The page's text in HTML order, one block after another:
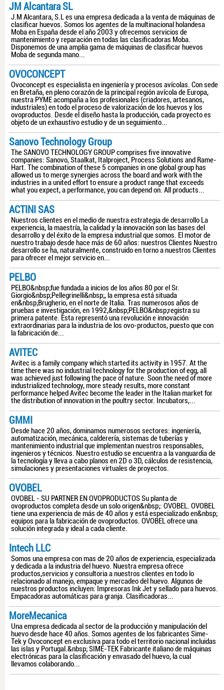
JM Alcantara SL
J.M Alcantara, S.L es una empresa dedicada a la venta de máquinas de
clasificar huevos. Somos los agentes de la multinacional holandesa
Moba en España desde el año 2003 y ofrecemos servicios de
mantenimiento y reparación en todas las clasificadoras Moba.
Disponemos de una amplia gama de máquinas de clasificar huevos
Moba de segunda mano...
OVOCONCEPT
Ovoconcept es especialista en ingeniería y procesos avícolas. Con sede
en Bretaña, en pleno corazón de la principal región avícola de Europa,
nuestra PYME acompaña a los profesionales (criadores, artesanos,
industriales) en todo el proceso de valorización de los huevos y los
ovoproductos. Desde el diseño hasta la producción, cada proyecto es
objeto de un exhaustivo estudio y de un seguimiento...
Sanovo Technology Group
The SANOVO TECHNOLOGY GROUP comprises five innovative
companies: Sanovo, Staalkat, Italproject, Process Solutions and Rame-
Hart. The combination of these 5 companies in one global group has
allowed us to merge synergies across the board and work with the
industries in a united effort to ensure a product range that exceeds
what you expect, a performance, you can depend on. All products...
ACTINI SAS
Nuestros clientes en el medio de nuestra estrategia de desarrollo La
experiencia, la maestría, la calidad y la innovación son las bases del
desarrollo y del éxito de la empresa industrial que somos. El motor de
nuestro trabajo desde hace más de 60 años: nuestros Clientes Nuestro
desarrollo se ha, naturalmente, construido en torno a nuestros Clientes
para ofrecer el mejor servicio en...
PELBO
PELBO&nbsp;fue fundada a inicios de los años 80 por el Sr.
Giorgio&nbsp;Pellegrinelli&nbsp;, la empresa está situada
en&nbsp;Brugherio, en el norte de Italia. Tras numerosos años de
pruebas e investigación, en 1992,&nbsp;PELBO&nbsp;registra su
primera patente. Esta representó una revolución e innovación
extraordinarias para la industria de los ovo-productos, puesto que con
la fabricación de...
AVITEC
Avitec is a family company which started its activity in 1957. At the
time there was no industrial technology for the production of egg, all
was achieved just following the pace of nature. Soon the need of more
industrialized technology, more steady results, more constant
performance helped Avitec become the leader in the Italian market for
the distribution of innovation in the poultry sector. Incubators,...
GMMI
Desde hace 20 años, dominamos numerosos sectores: ingeniería,
automatización, mecánica, calderería, sistemas de tuberías y
mantenimiento industrial que implementan nuestros responsables,
ingenieros y técnicos. Nuestro estudio se encuentra a la vanguardia de
la tecnología y lleva a cabo planos en 2D o 3D, cálculos de resistencia,
simulaciones y presentaciones virtuales de proyectos.
OVOBEL
OVOBEL - SU PARTNER EN OVOPRODUCTOS Su planta de
ovoproductos completa desde un solo origen&nbsp;: OVOBEL. OVOBEL
tiene una experiencia de más de 40 años y está especializado en&nbsp;
equipos para la fabricación de ovoproductos. OVOBEL ofrece una
solución integrada y ideal a cada cliente.
Intech LLC
Somos una empresa con mas de 20 años de experiencia, especializada
y dedicada a la industria del huevo. Nuestra empresa ofrece
productos,servicios y consultoria a nuestros clientes en todo lo
relacionado al manejo, empaque y mercadeo del huevo. Algunos de
nuestros productos incluyen: Impresoras Ink Jet y sellado para huevos.
Empacadoras automáticas para granja. Clasificadoras...
MoreMecanica
Una empresa dedicada al sector de la producción y manipulación del
huevo desde hace 40 años. Somos agentes de los fabricantes Sime-
Tek y Ovoconcept en exclusiva para todo el territorio nacional incluidas
las islas y Portugal.&nbsp; SIME-TEK Fabricante italiano de máquinas
electrónicas para la clasificación y envasado del huevo, la cual
llevamos colaborando...